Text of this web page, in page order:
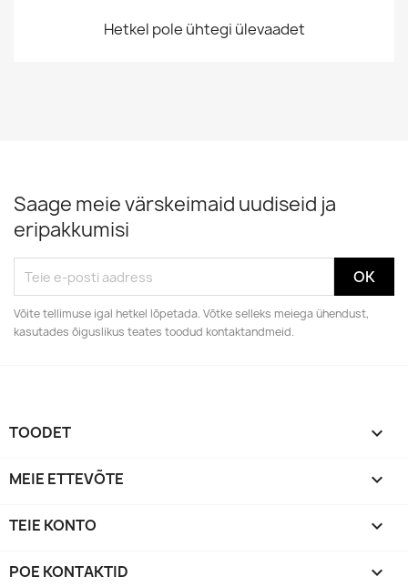
Hetkel pole ühtegi ülevaadet
Saage meie värskeimaid uudiseid ja
eripakkumisi
Võite tellimuse igal hetkel lõpetada. Võtke selleks meiega ühendust,
kasutades õiguslikus teates toodud kontaktandmeid.
TOODET 
MEIE ETTEVÕTE 
TEIE KONTO 
POE KONTAKTID keyboard_arrow_down